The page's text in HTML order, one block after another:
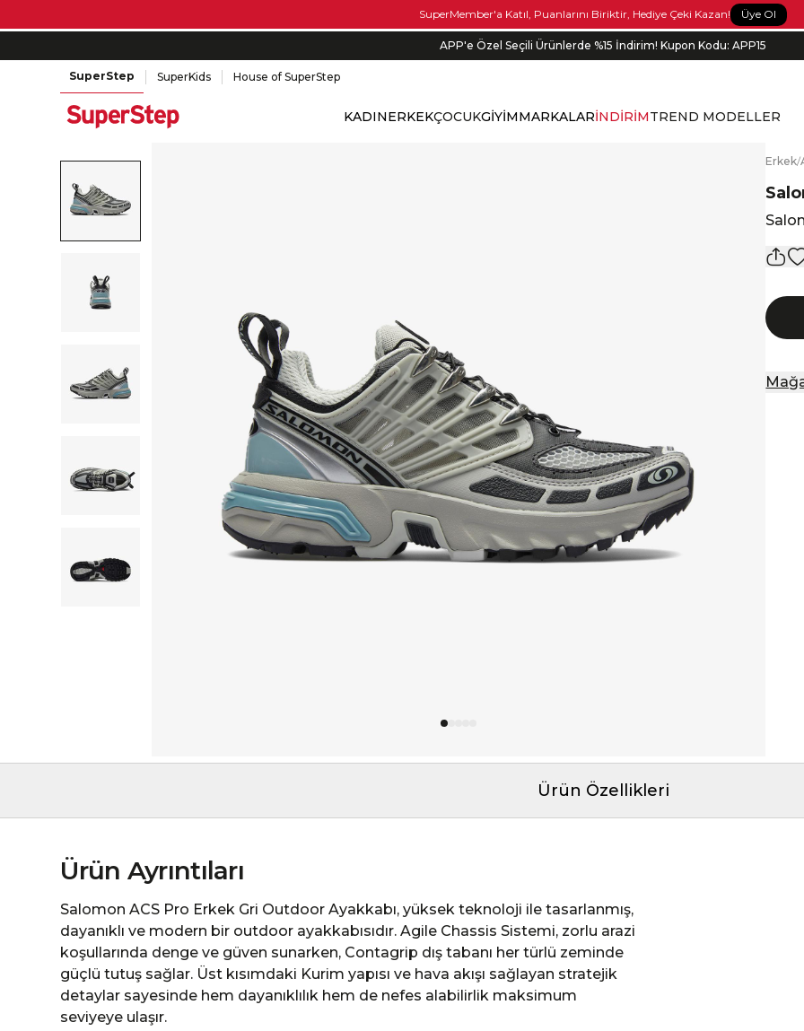
SuperMember'a Katıl, Puanlarını Biriktir, Hediye Çeki Kazan!
Üye Ol
APP'e Özel Seçili Ürünlerde %15 İndirim! Kupon Kodu: APP15
SuperStep SuperKids House of SuperStep
KADINERKEKÇOCUKGİYİMMARKALARİNDİRİMTREND MODELLER
Erkek/
Ürün Özellikleri
Ürün Ayrıntıları
Salomon ACS Pro Erkek Gri Outdoor Ayakkabı, yüksek teknoloji ile tasarlanmış,
dayanıklı ve modern bir outdoor ayakkabısıdır. Agile Chassis Sistemi, zorlu arazi
koşullarında denge ve güven sunarken, Contagrip dış tabanı her türlü zeminde
güçlü tutuş sağlar. Üst kısımdaki Kurim yapısı ve hava akışı sağlayan stratejik
detaylar sayesinde hem dayanıklılık hem de nefes alabilirlik maksimum
seviyeye ulaşır.